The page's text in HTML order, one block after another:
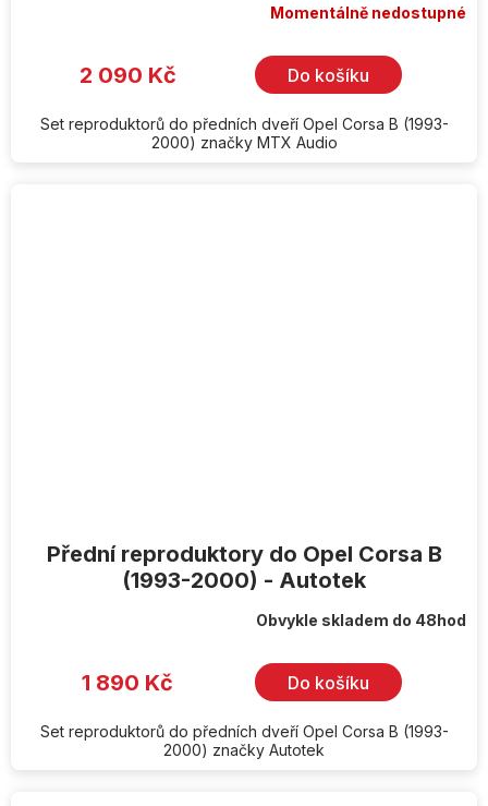
Momentálně nedostupné
2 090 Kč Do košíku
Set reproduktorů do předních dveří Opel Corsa B (1993-
2000) značky MTX Audio
Přední reproduktory do Opel Corsa B
(1993-2000) - Autotek
Obvykle skladem do 48hod
1 890 Kč Do košíku
Set reproduktorů do předních dveří Opel Corsa B (1993-
2000) značky Autotek